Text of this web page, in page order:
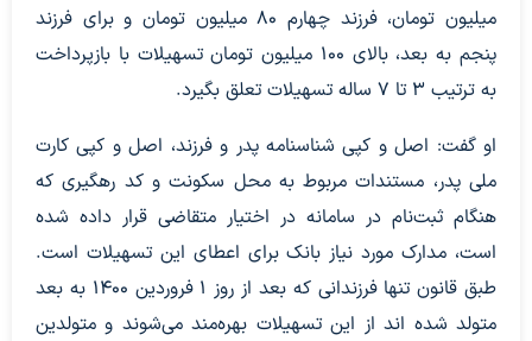
میلیون تومان، فرزند چهارم ۸۰ میلیون تومان و برای فرزند
پنجم به بعد، بالای ۱۰۰ میلیون تومان تسهیلات با بازپرداخت
به ترتیب ۳ تا ۷ ساله تسهیلات تعلق بگیرد.
او گفت: اصل و کپی شناسنامه پدر و فرزند، اصل و کپی کارت
ملی پدر، مستندات مربوط به محل سکونت و کد رهگیری که
هنگام ثبت‌نام در سامانه در اختیار متقاضی قرار داده شده
است، مدارک مورد نیاز بانک برای اعطای این تسهیلات است.
طبق قانون تنها فرزندانی که بعد از روز ۱ فروردین ۱۴۰۰ به بعد
متولد شده اند از این تسهیلات بهره‌مند می‌شوند و متولدین